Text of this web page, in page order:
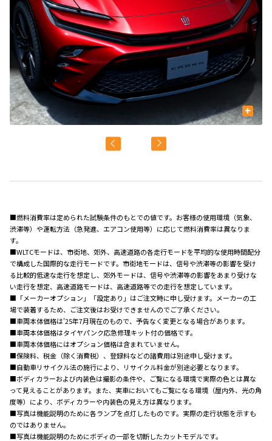
+
■燃料消費率は定められた試験条件のもとでの値です。お客様の使用環境（気象、
渋滞等）や運転方法（急発進、エアコン使用等）に応じて燃料消費率は異なりま
す。
■WLTCモードは、市街地、郊外、高速道路の各走行モードを平均的な使用時間配分
で構成した国際的な走行モードです。市街地モードは、信号や渋滞等の影響を受け
る比較的低速な走行を想定し、郊外モードは、信号や渋滞等の影響をあまり受けな
い走行を想定、高速道路モードは、高速道路等での走行を想定しています。
■「メーカーオプション」「設定あり」はご注文時に申し受けます。メーカーの工
場で装着するため、ご注文後はお受けできませんのでご了承ください。
■車両本体価格は'25年7月現在のもので、予告なく変更となる場合があります。
■車両本体価格はタイヤパンク応急修理キット付の価格です。
■車両本体価格にはオプション価格は含まれていません。
■保険料、税金（除く消費税）、登録料などの諸費用は別途申し受けます。
■自動車リサイクル法の施行により、リサイクル料金が別途必要となります。
■ボディカラーおよび内装色は撮影の条件や、ご覧になる環境で実際の色とは異な
って見えることがあります。また、実車においてもご覧になる環境（屋内外、光の角
度等）により、ボディカラーや内装色の見え方は異なります。
■写真は機能説明のために各ランプを点灯したものです。実際の走行状態を示すも
のではありません。
■写真は機能説明のためにボディの一部を切断したカットモデルです。